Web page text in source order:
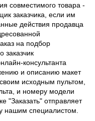
совместимого товара -
заказчика, если им
действия продавца
на подбор
заказчик
консультанта
и описанию макет
исходным пультом,
и номеру модели
"Заказать" отправляет
нашим специалистом.